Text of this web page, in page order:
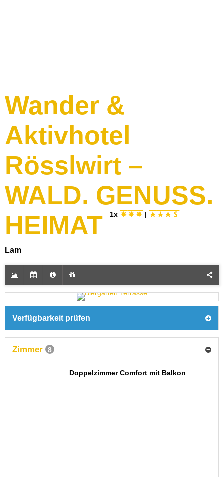
Wander &
Aktivhotel
Rösslwirt –
WALD. GENUSS.
HEIMAT
1x |
Lam
Verfügbarkeit prüfen
Zimmer 8
Doppelzimmer Comfort mit Balkon